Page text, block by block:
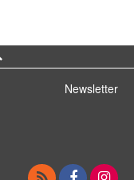
Newsletter